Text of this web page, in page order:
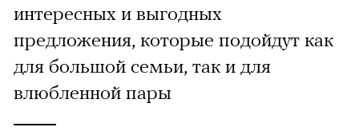
интересных и выгодных
предложения, которые подойдут как
для большой семьи, так и для
влюбленной пары